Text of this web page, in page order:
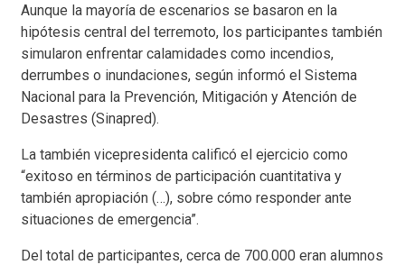
Aunque la mayoría de escenarios se basaron en la
hipótesis central del terremoto, los participantes también
simularon enfrentar calamidades como incendios,
derrumbes o inundaciones, según informó el Sistema
Nacional para la Prevención, Mitigación y Atención de
Desastres (Sinapred).
La también vicepresidenta calificó el ejercicio como
“exitoso en términos de participación cuantitativa y
también apropiación (…), sobre cómo responder ante
situaciones de emergencia”.
Del total de participantes, cerca de 700.000 eran alumnos